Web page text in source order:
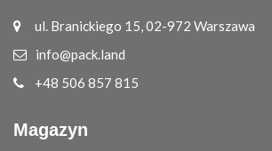
ul. Branickiego 15, 02-972 Warszawa
info@pack.land
+48 506 857 815
Magazyn